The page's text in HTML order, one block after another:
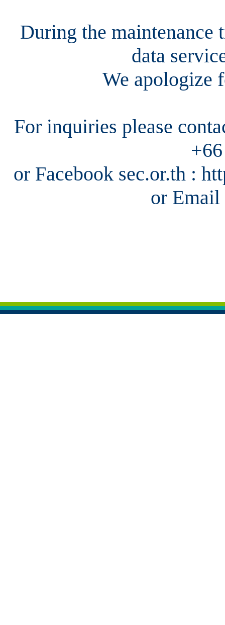
During the maintenance
data
We apologize
For inquiries please
or Facebook sec.or.th :
or Email